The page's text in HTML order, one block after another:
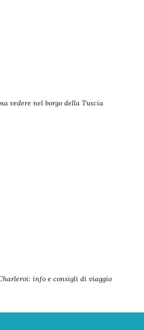
vedere nel borgo della Tuscia
info e consigli di viaggio